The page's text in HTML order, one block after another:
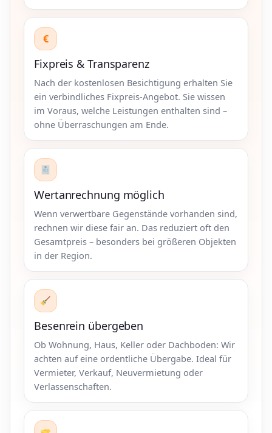
€
Fixpreis & Transparenz
Nach der kostenlosen Besichtigung erhalten Sie
ein verbindliches Fixpreis-Angebot. Sie wissen
im Voraus, welche Leistungen enthalten sind –
ohne Überraschungen am Ende.
Wertanrechnung möglich
Wenn verwertbare Gegenstände vorhanden sind,
rechnen wir diese fair an. Das reduziert oft den
Gesamtpreis – besonders bei größeren Objekten
in der Region.
Besenrein übergeben
Ob Wohnung, Haus, Keller oder Dachboden: Wir
achten auf eine ordentliche Übergabe. Ideal für
Vermieter, Verkauf, Neuvermietung oder
Verlassenschaften.